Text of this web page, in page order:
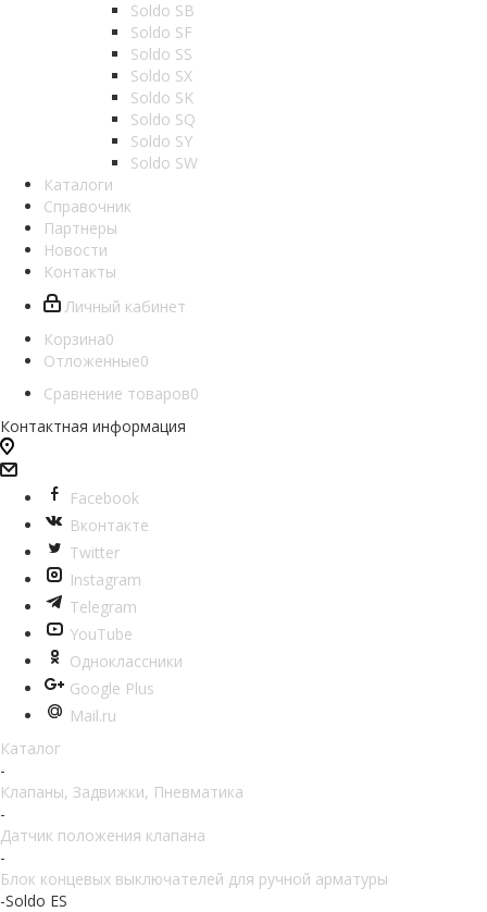
Soldo SB
Soldo SF
Soldo SS
Soldo SX
Soldo SK
Soldo SQ
Soldo SY
Soldo SW
Каталоги
Справочник
Партнеры
Новости
Контакты
Личный кабинет
Корзина0
Отложенные0
Сравнение товаров0
Контактная информация
Facebook
Вконтакте
Twitter
Instagram
Telegram
YouTube
Одноклассники
Google Plus
Mail.ru
Каталог
-
Клапаны, Задвижки, Пневматика
-
Датчик положения клапана
-
Блок концевых выключателей для ручной арматуры
-Soldo ES